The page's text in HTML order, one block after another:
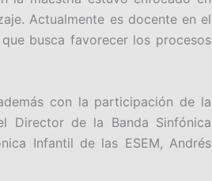
Actualmente es docente en el
busca favorecer los procesos
con la participación de la
Director de la Banda Sinfónica
Infantil de las ESEM, Andrés